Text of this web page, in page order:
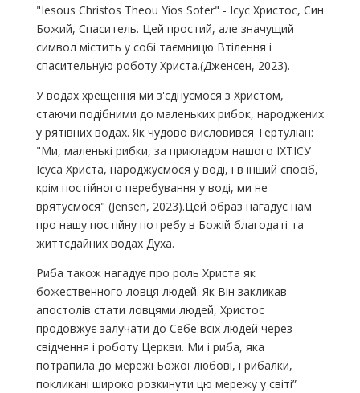
"Iesous Christos Theou Yios Soter" - Ісус Христос, Син
Божий, Спаситель. Цей простий, але значущий
символ містить у собі таємницю Втілення і
спасительную роботу Христа.(Дженсен, 2023).
У водах хрещення ми з'єднуємося з Христом,
стаючи подібними до маленьких рибок, народжених
у рятівних водах. Як чудово висловився Тертуліан:
"Ми, маленькі рибки, за прикладом нашого ІХТІСУ
Ісуса Христа, народжуємося у воді, і в інший спосіб,
крім постійного перебування у воді, ми не
врятуємося" (Jensen, 2023).Цей образ нагадує нам
про нашу постійну потребу в Божій благодаті та
життєдайних водах Духа.
Риба також нагадує про роль Христа як
божественного ловця людей. Як Він закликав
апостолів стати ловцями людей, Христос
продовжує залучати до Себе всіх людей через
свідчення і роботу Церкви. Ми і риба, яка
потрапила до мережі Божої любові, і рибалки,
покликані широко розкинути цю мережу у світі”